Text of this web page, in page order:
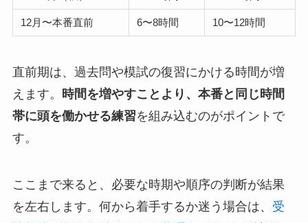
12月〜本番直前 6〜8時間 10〜12時間
直前期は、過去問や模試の復習にかける時間が増
えます。 時間を増やすことより、本番と同じ時間
帯に頭を働かせる練習を組み込むのがポイントで
す。
ここまで来ると、必要な時期や順序の判断が結果
を左右します。何から着手するか迷う場合は、 受